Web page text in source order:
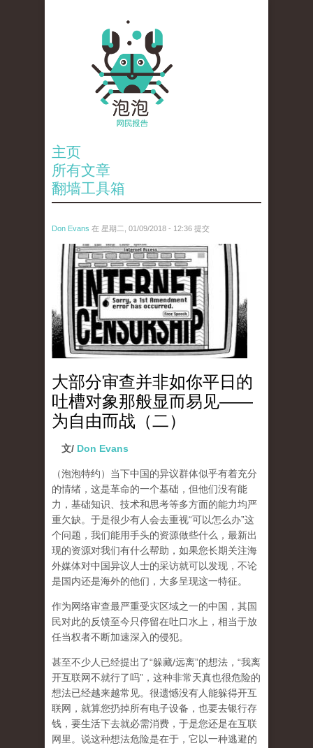
主页
所有文章
翻墙工具箱
Don Evans 在 星期二, 01/09/2018 - 12:36 提交
wechatimg866.jpeg
大部分审查并非如你平日的
吐槽对象那般显而易见——
为自由而战（二）
文/ Don Evans
（泡泡特约） 当下中国的异议群体似乎有着充分
的情绪，这是革命的一个基础，但他们没有能
力，基础知识、技术和思考等多方面的能力均严
重欠缺。于是很少有人会去重视“可以怎么办”这
个问题，我们能用手头的资源做些什么，最新出
现的资源对我们有什么帮助，如果您长期关注海
外媒体对中国异议人士的采访就可以发现，不论
是国内还是海外的他们，大多呈现这一特征。
作为网络审查最严重受灾区域之一的中国，其国
民对此的反馈至今只停留在吐口水上，相当于放
任当权者不断加速深入的侵犯。
甚至不少人已经提出了“躲藏/远离”的想法，“我离
开互联网不就行了吗”，这种非常天真也很危险的
想法已经越来越常见。很遗憾没有人能躲得开互
联网，就算您扔掉所有电子设备，也要去银行存
钱，要生活下去就必需消费，于是您还是在互联
网里。说这种想法危险是在于，它以一种逃避的